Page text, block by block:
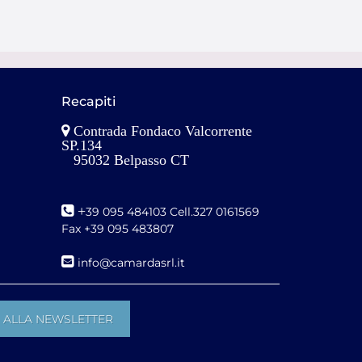
Recapiti
Contrada Fondaco Valcorrente
SP.134
95032 Belpasso CT
+39 095 484103 Cell.327 0161569
Fax +39 095 483807
info@camardasrl.it